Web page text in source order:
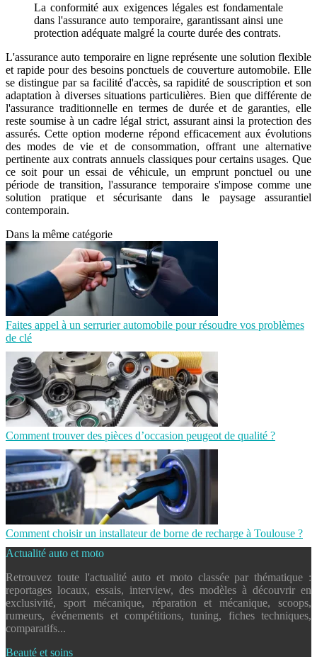
La conformité aux exigences légales est fondamentale
dans l'assurance auto temporaire, garantissant ainsi une
protection adéquate malgré la courte durée des contrats.
L'assurance auto temporaire en ligne représente une solution flexible
et rapide pour des besoins ponctuels de couverture automobile. Elle
se distingue par sa facilité d'accès, sa rapidité de souscription et son
adaptation à diverses situations particulières. Bien que différente de
l'assurance traditionnelle en termes de durée et de garanties, elle
reste soumise à un cadre légal strict, assurant ainsi la protection des
assurés. Cette option moderne répond efficacement aux évolutions
des modes de vie et de consommation, offrant une alternative
pertinente aux contrats annuels classiques pour certains usages. Que
ce soit pour un essai de véhicule, un emprunt ponctuel ou une
période de transition, l'assurance temporaire s'impose comme une
solution pratique et sécurisante dans le paysage assurantiel
contemporain.
Dans la même catégorie
Faites appel à un serrurier automobile pour résoudre vos problèmes
de clé
Comment trouver des pièces d’occasion peugeot de qualité ?
Comment choisir un installateur de borne de recharge à Toulouse ?
Actualité auto et moto
Retrouvez toute l'actualité auto et moto classée par thématique :
reportages locaux, essais, interview, des modèles à découvrir en
exclusivité, sport mécanique, réparation et mécanique, scoops,
rumeurs, événements et compétitions, tuning, fiches techniques,
comparatifs...
Beauté et soins